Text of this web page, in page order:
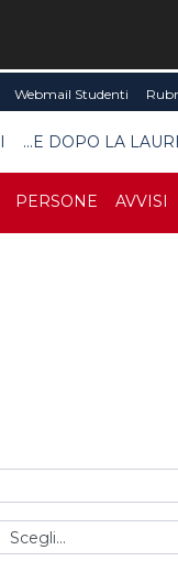
Webmail Studenti
...E DOPO LA
PERSONE AVVISI